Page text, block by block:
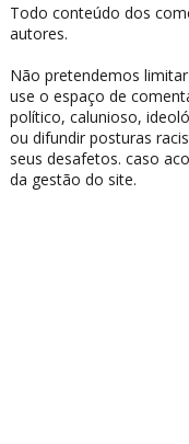
Todo conteúdo dos
autores.
Não pretendemos
use o espaço de
político, calunioso,
ou difundir posturas
seus desafetos. caso
da gestão do site.